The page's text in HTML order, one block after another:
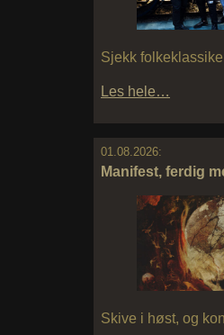
Sjekk
Les hele…
01.08.2026:
Manifest, ferdig
Skive i høst, og